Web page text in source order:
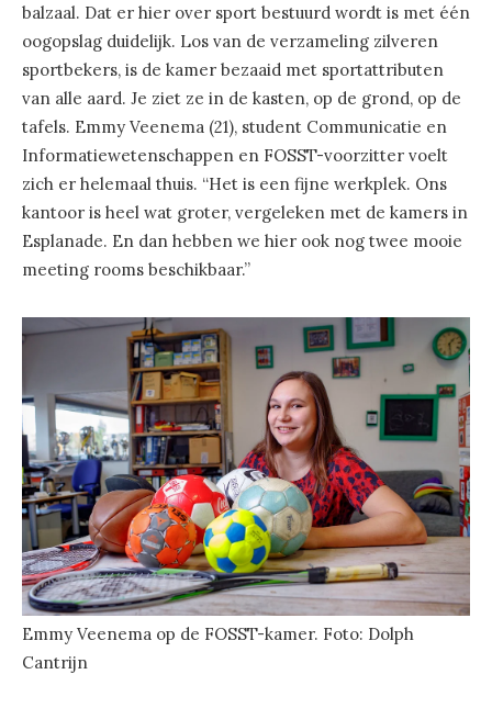
balzaal. Dat er hier over sport bestuurd wordt is met één
oogopslag duidelijk. Los van de verzameling zilveren
sportbekers, is de kamer bezaaid met sportattributen
van alle aard. Je ziet ze in de kasten, op de grond, op de
tafels. Emmy Veenema (21), student Communicatie en
Informatiewetenschappen en FOSST-voorzitter voelt
zich er helemaal thuis. “Het is een fijne werkplek. Ons
kantoor is heel wat groter, vergeleken met de kamers in
Esplanade. En dan hebben we hier ook nog twee mooie
meeting rooms beschikbaar.”
Emmy Veenema op de FOSST-kamer. Foto: Dolph
Cantrijn